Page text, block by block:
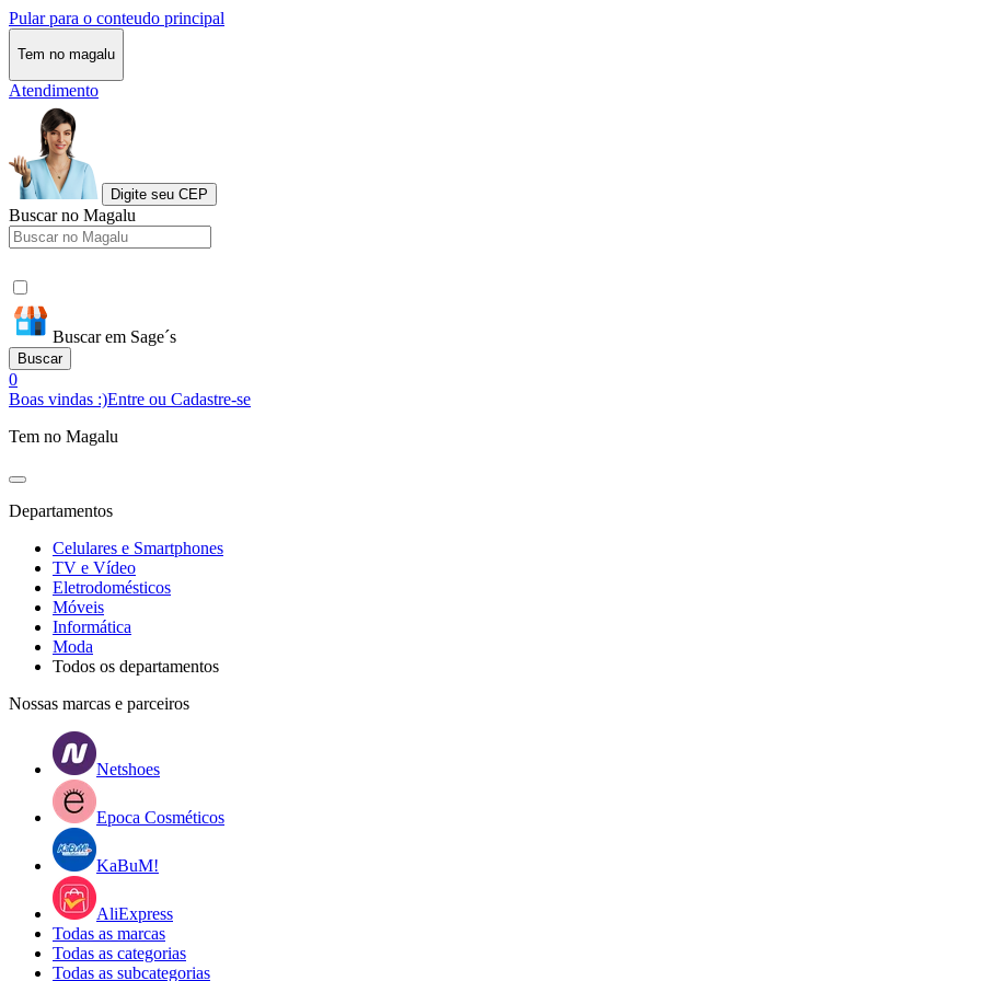
Pular para o conteudo principal
Tem no magalu
Atendimento
Digite seu CEP
Buscar no Magalu
Buscar em Sage´s
Buscar
0
Boas vindas :)Entre ou Cadastre-se
Tem no Magalu
Departamentos
Celulares e Smartphones
TV e Vídeo
Eletrodomésticos
Móveis
Informática
Moda
Todos os departamentos
Nossas marcas e parceiros
Netshoes
Epoca Cosméticos
KaBuM!
AliExpress
Todas as marcas
Todas as categorias
Todas as subcategorias